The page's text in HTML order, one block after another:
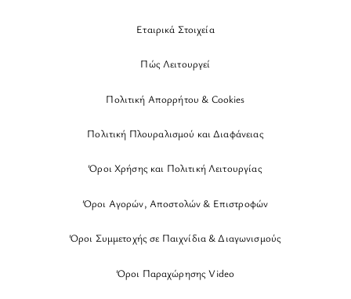
Εταιρικά Στοιχεία
Πώς Λειτουργεί
Πολιτική Απορρήτου & Cookies
Πολιτική Πλουραλισμού και Διαφάνειας
Όροι Χρήσης και Πολιτική Λειτουργίας
Όροι Αγορών, Αποστολών & Επιστροφών
Όροι Συμμετοχής σε Παιχνίδια & Διαγωνισμούς
Όροι Παραχώρησης Video